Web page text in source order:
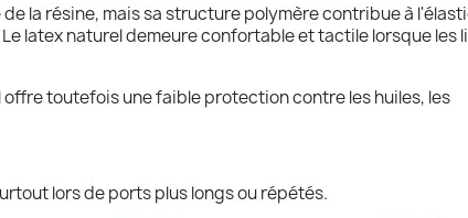
la résine, mais sa structure polymère contribue à
latex naturel demeure confortable et tactile lorsque les
toutefois une faible protection contre les huiles, les
lors de ports plus longs ou répétés.